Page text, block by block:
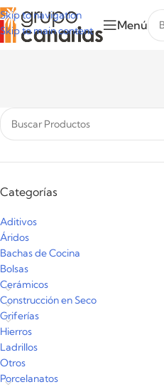
Skip to navigation
Skip to main content
Menú
Categorías
Aditivos
Áridos
Bachas de Cocina
Bolsas
Cerámicos
Construcción en Seco
Griferías
Hierros
Ladrillos
Otros
Porcelanatos